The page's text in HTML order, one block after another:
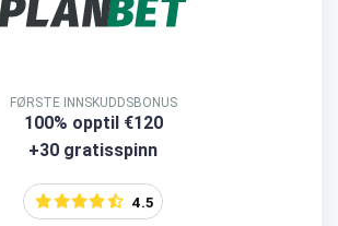
FØRSTE INNSKUDDSBONUS
100% opptil €120
+30 gratisspinn
4.5